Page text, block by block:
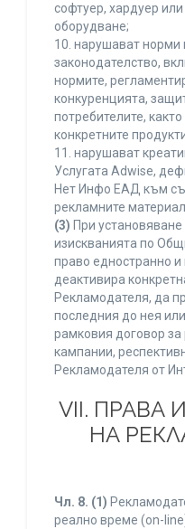
софтуер, хардуер
оборудване;
10. нарушават
законодателство,
нормите,
конкуренцията,
потребителите,
конкретните
11. нарушават
Услугата Adwise,
Нет Инфо ЕАД към
рекламните
(3) При
изискванията по
право едностранно
деактивира
Рекламодателя, да
последния до нея
рамковия договор
кампании,
Рекламодателя от
VII. ПРАВА
НА
Чл. 8. (1)
реално време (on-